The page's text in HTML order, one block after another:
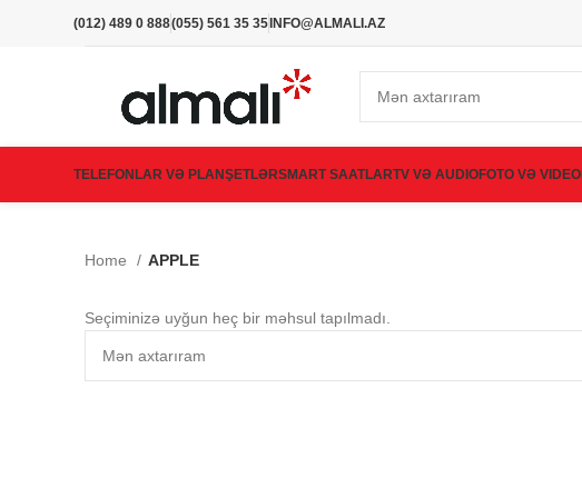
(012) 489 0 888(055) 561 35 35INFO@ALMALI.AZ
TELEFONLAR VƏ PLANŞETLƏRSMART SAATLARTV VƏ AUDIOFOTO VƏ VIDEO
Home APPLE
Seçiminizə uyğun heç bir məhsul tapılmadı.